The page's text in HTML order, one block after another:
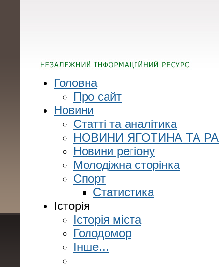
Головна
Про сайт
Новини
Статті та аналітика
НОВИНИ ЯГОТИНА ТА
Новини регіону
Молодіжна сторінка
Спорт
Статистика
Історія
Історія міста
Голодомор
Інше...